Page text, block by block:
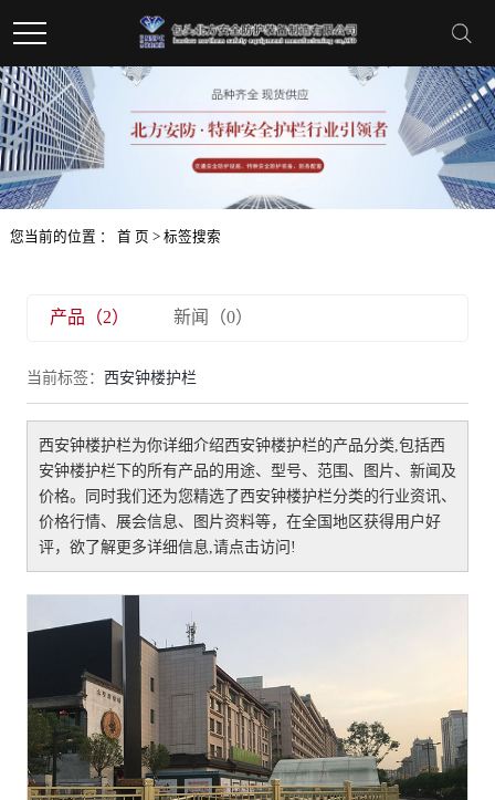
您当前的位置 ： 首 页 > 标签搜索
产品（2） 新闻（0）
当前标签： 西安钟楼护栏
西安钟楼护栏为你详细介绍西安钟楼护栏的产品分类,包括西
安钟楼护栏 下的所有产品的用途、型号、范围、图片、新闻及
价格。同时我们还为您精选了 西安钟楼护栏分类的行业资讯、
价格行情、展会信息、图片资料等，在全国地区获得用户好
评，欲了解更多详细信息,请点击访问!